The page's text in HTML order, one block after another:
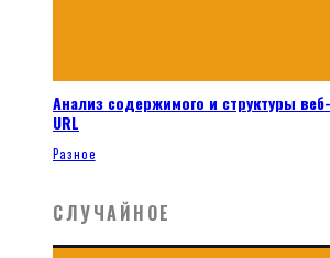
Анализ содержимого и структуры
URL
Разное
СЛУЧАЙНОЕ